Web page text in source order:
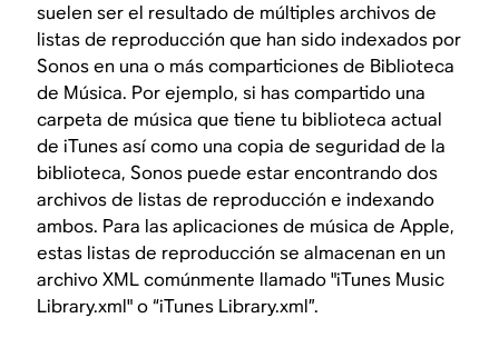
suelen ser el resultado de múltiples archivos de
listas de reproducción que han sido indexados por
Sonos en una o más comparticiones de Biblioteca
de Música. Por ejemplo, si has compartido una
carpeta de música que tiene tu biblioteca actual
de iTunes así como una copia de seguridad de la
biblioteca, Sonos puede estar encontrando dos
archivos de listas de reproducción e indexando
ambos. Para las aplicaciones de música de Apple,
estas listas de reproducción se almacenan en un
archivo XML comúnmente llamado "iTunes Music
Library.xml" o “iTunes Library.xml”.